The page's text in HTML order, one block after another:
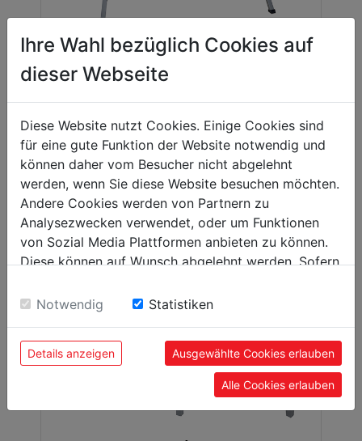
SUPPORT MACHINE
MACHINE DE MARQUAGE LASER
Ihre Wahl bezüglich Cookies auf
dieser Webseite
Diese Website nutzt Cookies. Einige Cookies sind
für eine gute Funktion der Website notwendig und
können daher vom Besucher nicht abgelehnt
werden, wenn Sie diese Website besuchen möchten.
Andere Cookies werden von Partnern zu
Analysezwecken verwendet, oder um Funktionen
von Sozial Media Plattformen anbieten zu können.
Diese können auf Wunsch abgelehnt werden. Sofern
Einwilligung zu unseren Cookies.
Notwendig Statistiken
Details anzeigen Ausgewählte Cookies erlauben
Alle Cookies erlauben